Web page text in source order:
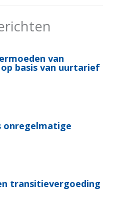
van
basis van uurtarief
onregelmatige
transitievergoeding